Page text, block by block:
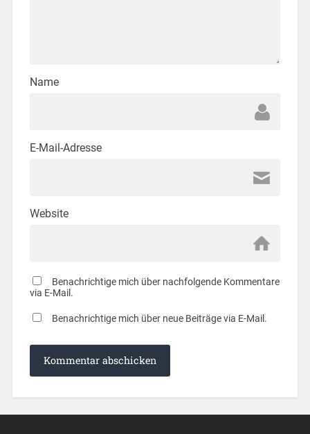
Name
E-Mail-Adresse
Website
Benachrichtige mich über nachfolgende Kommentare
via E-Mail.
Benachrichtige mich über neue Beiträge via E-Mail.